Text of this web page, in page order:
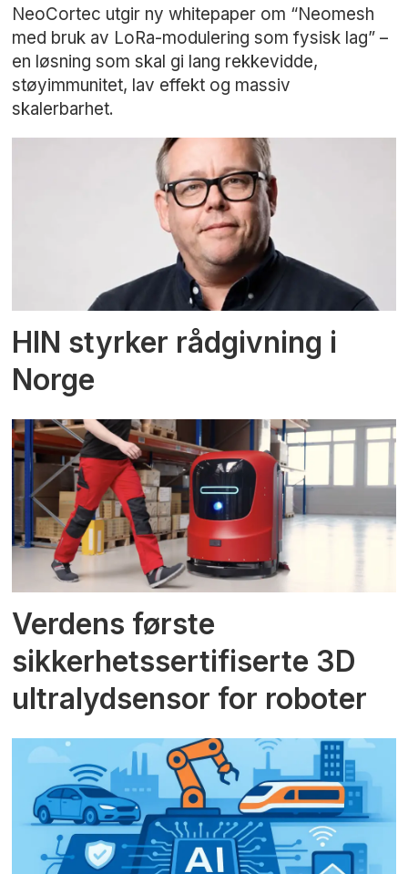
NeoCortec utgir ny whitepaper om “Neomesh
med bruk av LoRa-modulering som fysisk lag” –
en løsning som skal gi lang rekkevidde,
støyimmunitet, lav effekt og massiv
skalerbarhet.
HIN styrker rådgivning i
Norge
Verdens første
sikkerhetssertifiserte 3D
ultralydsensor for roboter